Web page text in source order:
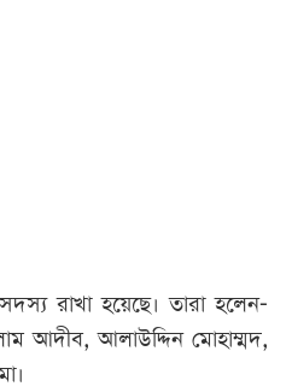
রাখা হয়েছে। তারা হলেন-
আদীব, আলাউদ্দিন মোহাম্মদ,